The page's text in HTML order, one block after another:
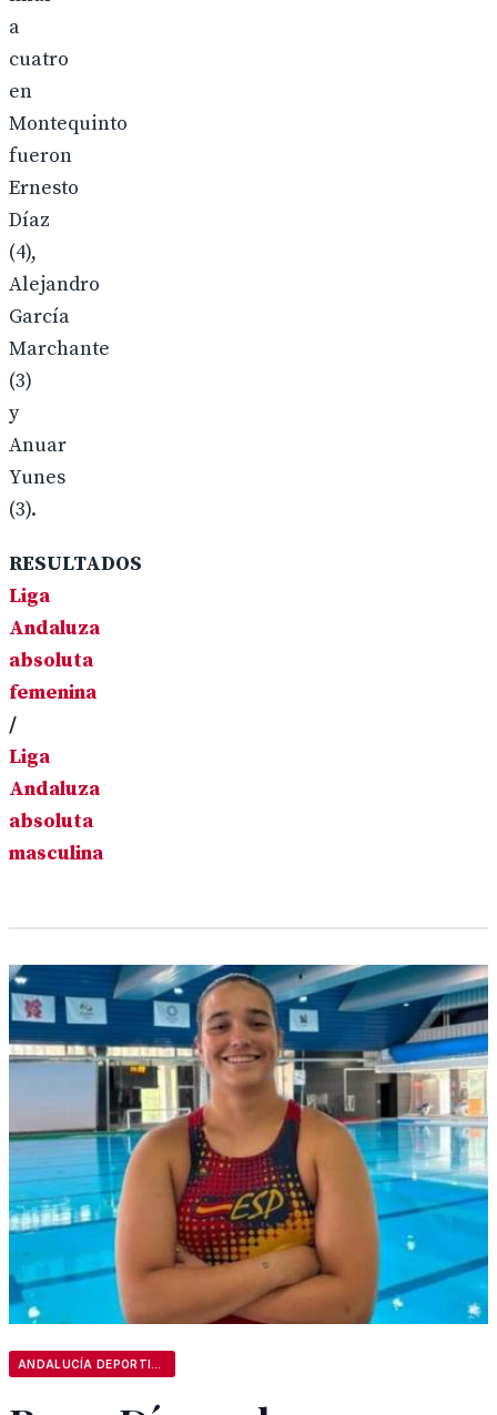
a
cuatro
en
Montequinto
fueron
Ernesto
Díaz
(4),
Alejandro
García
Marchante
(3)
y
Anuar
Yunes
(3).
RESULTADOS
Liga
Andaluza
absoluta
femenina
/
Liga
Andaluza
absoluta
masculina